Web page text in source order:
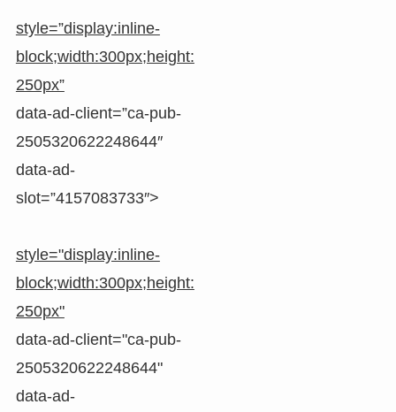
style=”display:inline-
block;width:300px;height:
250px”
data-ad-client=”ca-pub-
2505320622248644″
data-ad-
slot=”4157083733″>
style="display:inline-
block;width:300px;height:
250px"
data-ad-client="ca-pub-
2505320622248644"
data-ad-